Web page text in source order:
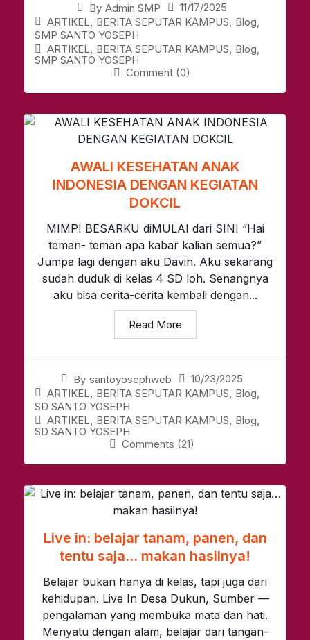
By Admin SMP
11/17/2025
ARTIKEL BERITA SEPUTAR KAMPUS Blog
SMP SANTO YOSEPH
ARTIKEL, BERITA SEPUTAR KAMPUS, Blog,
SMP SANTO YOSEPH
Comment (0)
AWALI KESEHATAN ANAK
INDONESIA DENGAN KEGIATAN
DOKCIL
By santoyosephweb
10/23/2025
ARTIKEL BERITA SEPUTAR KAMPUS Blog
SD SANTO YOSEPH
ARTIKEL, BERITA SEPUTAR KAMPUS, Blog,
SD SANTO YOSEPH
Comments (21)
MIMPI BESARKU diMULAI dari SINI “Hai
teman- teman apa kabar kalian semua?”
Jumpa lagi dengan aku Davin. Aku sekarang
sudah duduk di kelas 4 SD loh. Senangnya
aku bisa cerita-cerita kembali dengan...
Read More
Live in: belajar tanam, panen, dan
tentu saja… makan hasilnya!
Belajar bukan hanya di kelas, tapi juga dari
kehidupan. Live In Desa Dukun, Sumber —
pengalaman yang membuka mata dan hati.
Menyatu dengan alam, belajar dari tangan-